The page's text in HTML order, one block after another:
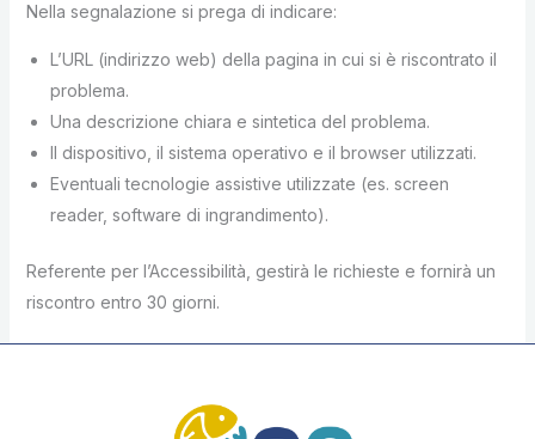
Nella segnalazione si prega di indicare:
L’URL (indirizzo web) della pagina in cui si è riscontrato il
problema.
Una descrizione chiara e sintetica del problema.
Il dispositivo, il sistema operativo e il browser utilizzati.
Eventuali tecnologie assistive utilizzate (es. screen
reader, software di ingrandimento).
Referente per l’Accessibilità, gestirà le richieste e fornirà un
riscontro entro 30 giorni.